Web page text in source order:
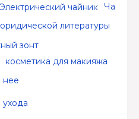
Чайник
литературы
зонт
косметика для макияжа
нее
ухода